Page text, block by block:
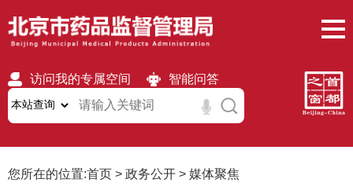
访问我的专属空间 智能问答
无障碍 繁體 移动版
您所在的位置:首页 > 政务公开 > 媒体聚焦